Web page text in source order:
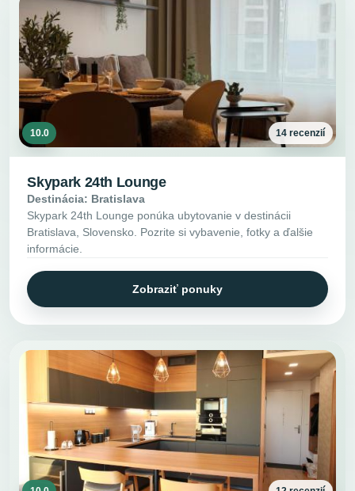
10.0 14 recenzií
Skypark 24th Lounge
Destinácia: Bratislava
Skypark 24th Lounge ponúka ubytovanie v destinácii
Bratislava, Slovensko. Pozrite si vybavenie, fotky a ďalšie
informácie.
Zobraziť ponuky